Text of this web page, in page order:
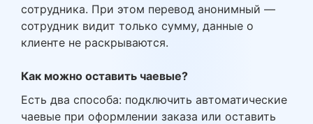
сотрудника. При этом перевод анонимный —
сотрудник видит только сумму, данные о
клиенте не раскрываются.
Как можно оставить чаевые?
Есть два способа: подключить автоматические
чаевые при оформлении заказа или оставить